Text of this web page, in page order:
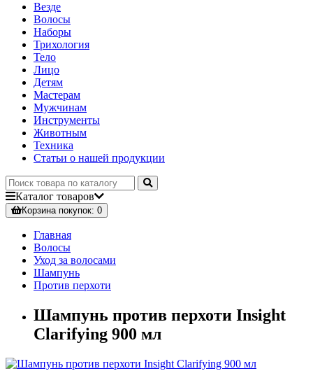
Везде
Волосы
Наборы
Трихология
Тело
Лицо
Детям
Мастерам
Мужчинам
Инструменты
Животным
Техника
Статьи о нашей продукции
Каталог товаров
Корзинапокупок: 0
Главная
Волосы
Уход за волосами
Шампунь
Против перхоти
Шампунь против перхоти Insight
Clarifying 900 мл